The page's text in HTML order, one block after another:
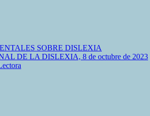
SOBRE DISLEXIA
DE LA DISLEXIA, 8 de octubre de 2023